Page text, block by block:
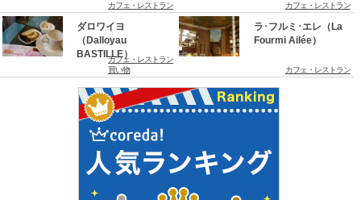
カフェ・レストラン カフェ・レストラン
ダロワイヨ
（Dalloyau
BASTILLE）カフェ・レストラン
買い物
ラ･フルミ･エレ（La
Fourmi Ailée）
カフェ・レストラン